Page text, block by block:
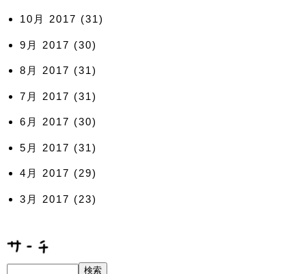
10月 2017 (31)
9月 2017 (30)
8月 2017 (31)
7月 2017 (31)
6月 2017 (30)
5月 2017 (31)
4月 2017 (29)
3月 2017 (23)